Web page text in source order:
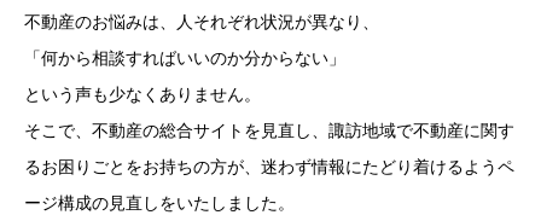
不動産のお悩みは、人それぞれ状況が異なり、
「何から相談すればいいのか分からない」
という声も少なくありません。
そこで、不動産の総合サイトを見直し、諏訪地域で不動産に関す
るお困りごとをお持ちの方が、迷わず情報にたどり着けるようペ
ージ構成の見直しをいたしました。